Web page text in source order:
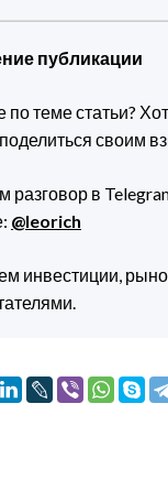
публикации
по теме статьи?
своим
разговор в
@leorich
инвестиции,